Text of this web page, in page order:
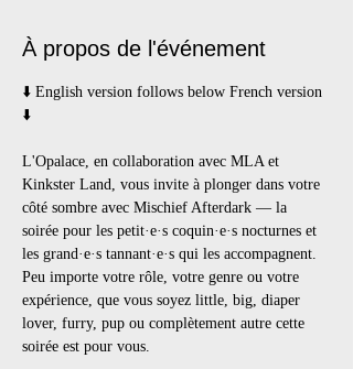
À propos de l'événement
⬇️ English version follows below French version
⬇️
L'Opalace, en collaboration avec MLA et
Kinkster Land, vous invite à plonger dans votre
côté sombre avec Mischief Afterdark — la
soirée pour les petit·e·s coquin·e·s nocturnes et
les grand·e·s tannant·e·s qui les accompagnent.
Peu importe votre rôle, votre genre ou votre
expérience, que vous soyez little, big, diaper
lover, furry, pup ou complètement autre cette
soirée est pour vous.